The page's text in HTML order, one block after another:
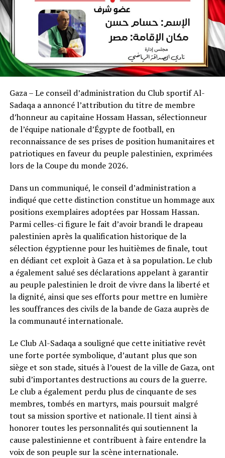
Gaza – Le conseil d’administration du Club sportif Al-
Sadaqa a annoncé l’attribution du titre de membre
d’honneur au capitaine Hossam Hassan, sélectionneur
de l’équipe nationale d’Égypte de football, en
reconnaissance de ses prises de position humanitaires et
patriotiques en faveur du peuple palestinien, exprimées
lors de la Coupe du monde 2026.
Dans un communiqué, le conseil d’administration a
indiqué que cette distinction constitue un hommage aux
positions exemplaires adoptées par Hossam Hassan.
Parmi celles-ci figure le fait d’avoir brandi le drapeau
palestinien après la qualification historique de la
sélection égyptienne pour les huitièmes de finale, tout
en dédiant cet exploit à Gaza et à sa population. Le club
a également salué ses déclarations appelant à garantir
au peuple palestinien le droit de vivre dans la liberté et
la dignité, ainsi que ses efforts pour mettre en lumière
les souffrances des civils de la bande de Gaza auprès de
la communauté internationale.
Le Club Al-Sadaqa a souligné que cette initiative revêt
une forte portée symbolique, d’autant plus que son
siège et son stade, situés à l’ouest de la ville de Gaza, ont
subi d’importantes destructions au cours de la guerre.
Le club a également perdu plus de cinquante de ses
membres, tombés en martyrs, mais poursuit malgré
tout sa mission sportive et nationale. Il tient ainsi à
honorer toutes les personnalités qui soutiennent la
cause palestinienne et contribuent à faire entendre la
voix de son peuple sur la scène internationale.